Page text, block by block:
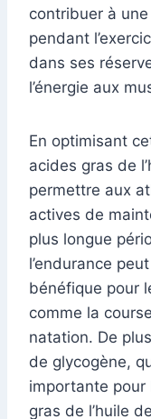
contribuer à
pendant
dans ses
l’énergie aux
En optimisant
acides gras de
permettre aux
actives de
plus longue
l’endurance
bénéfique pour
comme la
natation. De
de glycogène,
importante
gras de l’huile